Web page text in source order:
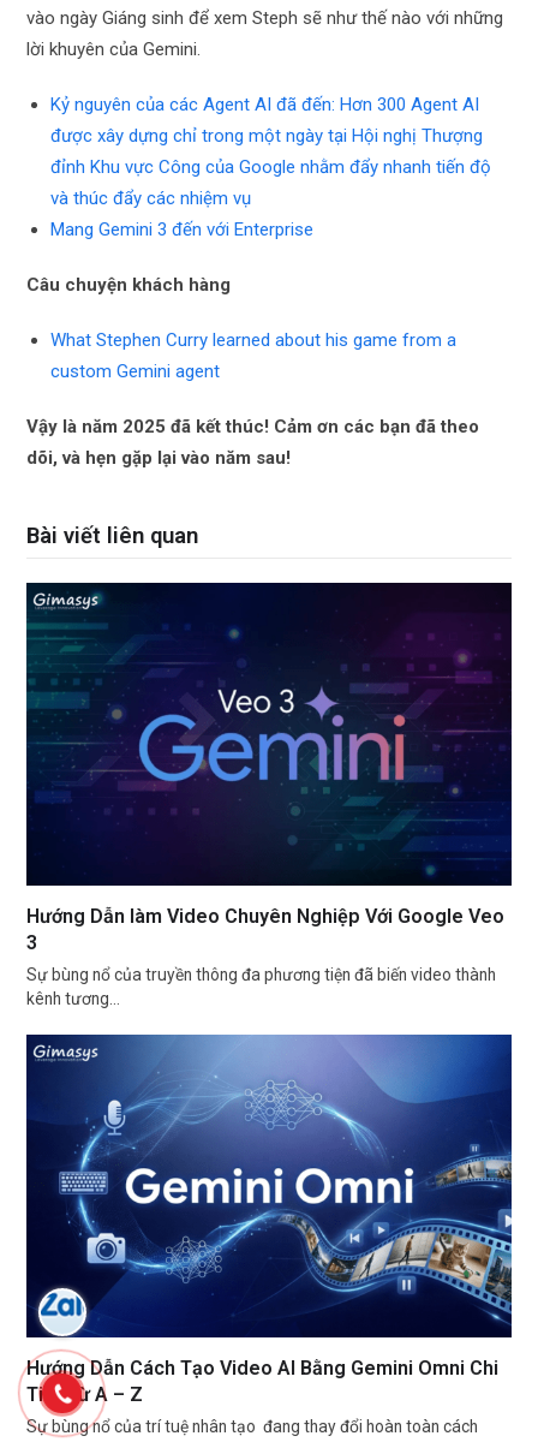
vào ngày Giáng sinh để xem Steph sẽ như thế nào với những
lời khuyên của Gemini.
Kỷ nguyên của các Agent AI đã đến: Hơn 300 Agent AI
được xây dựng chỉ trong một ngày tại Hội nghị Thượng
đỉnh Khu vực Công của Google nhằm đẩy nhanh tiến độ
và thúc đẩy các nhiệm vụ
Mang Gemini 3 đến với Enterprise
Câu chuyện khách hàng
What Stephen Curry learned about his game from a
custom Gemini agent
Vậy là năm 2025 đã kết thúc! Cảm ơn các bạn đã theo
dõi, và hẹn gặp lại vào năm sau!
Bài viết liên quan
Hướng Dẫn làm Video Chuyên Nghiệp Với Google Veo
3
Sự bùng nổ của truyền thông đa phương tiện đã biến video thành
kênh tương…
Hướng Dẫn Cách Tạo Video AI Bằng Gemini Omni Chi
Tiết Từ A – Z
Sự bùng nổ của trí tuệ nhân tạo đang thay đổi hoàn toàn cách